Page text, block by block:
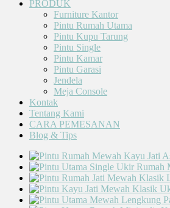
PRODUK
Furniture Kantor
Pintu Rumah Utama
Pintu Kupu Tarung
Pintu Single
Pintu Kamar
Pintu Garasi
Jendela
Meja Console
Kontak
Tentang Kami
CARA PEMESANAN
Blog & Tips